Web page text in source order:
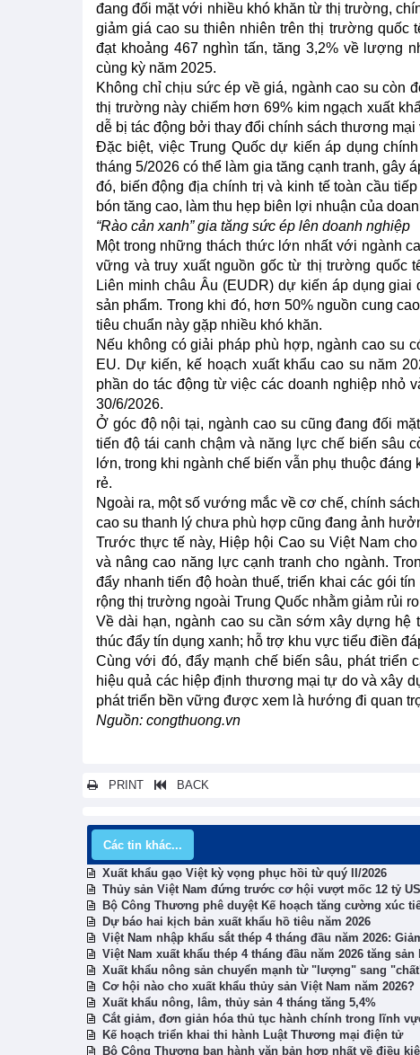
đang đối mặt với nhiều khó khăn từ thị trường,
giảm giá cao su thiên nhiên trên thị trường quốc
đạt khoảng 467 nghìn tấn, tăng 3,2% về lượng
cùng kỳ năm 2025.
Không chỉ chịu sức ép về giá, ngành cao su còn
thị trường này chiếm hơn 69% kim ngạch xuất
dễ bị tác động bởi thay đổi chính sách thương mại
Đặc biệt, việc Trung Quốc dự kiến áp dụng
tháng 5/2026 có thể làm gia tăng cạnh tranh, gây
đó, biến động địa chính trị và kinh tế toàn cầu
bón tăng cao, làm thu hẹp biên lợi nhuận của
“Rào cản xanh” gia tăng sức ép lên doanh nghiệp
Một trong những thách thức lớn nhất với ngành
vững và truy xuất nguồn gốc từ thị trường quốc
Liên minh châu Âu (EUDR) dự kiến áp dụng
sản phẩm. Trong khi đó, hơn 50% nguồn cung
tiêu chuẩn này gặp nhiều khó khăn.
Nếu không có giải pháp phù hợp, ngành cao su
EU. Dự kiến, kế hoạch xuất khẩu cao su năm
phần do tác động từ việc các doanh nghiệp nhỏ
30/6/2026.
Ở góc độ nội tại, ngành cao su cũng đang đối
tiến độ tái canh chậm và năng lực chế biến sâu
lớn, trong khi ngành chế biến vẫn phụ thuộc
rẻ.
Ngoài ra, một số vướng mắc về cơ chế, chính
cao su thanh lý chưa phù hợp cũng đang ảnh
Trước thực tế này, Hiệp hội Cao su Việt Nam
và nâng cao năng lực cạnh tranh cho ngành.
đẩy nhanh tiến độ hoàn thuế, triển khai các gói
rộng thị trường ngoài Trung Quốc nhằm giảm rủi
Về dài hạn, ngành cao su cần sớm xây dựng hệ
thúc đẩy tín dụng xanh; hỗ trợ khu vực tiểu điền
Cùng với đó, đẩy mạnh chế biến sâu, phát triển
hiệu quả các hiệp định thương mại tự do và xây
phát triển bền vững được xem là hướng đi quan
Nguồn: congthuong.vn
PRINT BACK
Các tin khác...
Xuất khẩu gạo Việt kỳ vọng phục hồi từ quý II/2026
Thủy sản Việt Nam đứng trước cơ hội vượt mốc 12 tỷ
Bộ Công Thương phê duyệt Kế hoạch tăng cường xúc
Dự báo hai kịch bản xuất khẩu hồ tiêu năm 2026
Việt Nam nhập khẩu sắt thép 4 tháng đầu năm 2026:
Việt Nam xuất khẩu thép 4 tháng đầu năm 2026 tăng
Xuất khẩu nông sản chuyển mạnh từ "lượng" sang
Cơ hội nào cho xuất khẩu thủy sản Việt Nam năm 2026?
Xuất khẩu nông, lâm, thủy sản 4 tháng tăng 5,4%
Cắt giảm, đơn giản hóa thủ tục hành chính trong lĩnh
Kế hoạch triển khai thi hành Luật Thương mại điện tử
Bộ Công Thương ban hành văn bản hợp nhất về điều